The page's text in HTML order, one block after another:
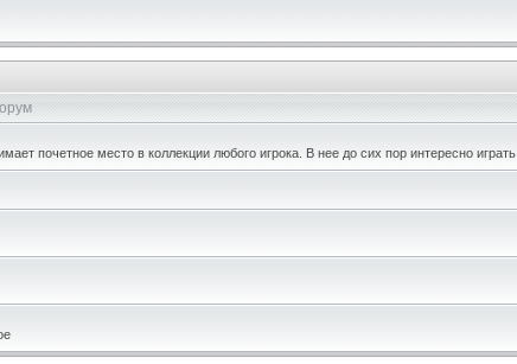
почетное место в коллекции любого игрока. В нее до сих пор интересно играть